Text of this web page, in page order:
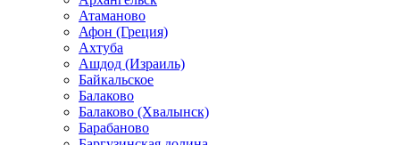
Атаманово
Афон (Греция)
Ахтуба
Ашдод (Израиль)
Байкальское
Балаково
Балаково (Хвалынск)
Барабаново